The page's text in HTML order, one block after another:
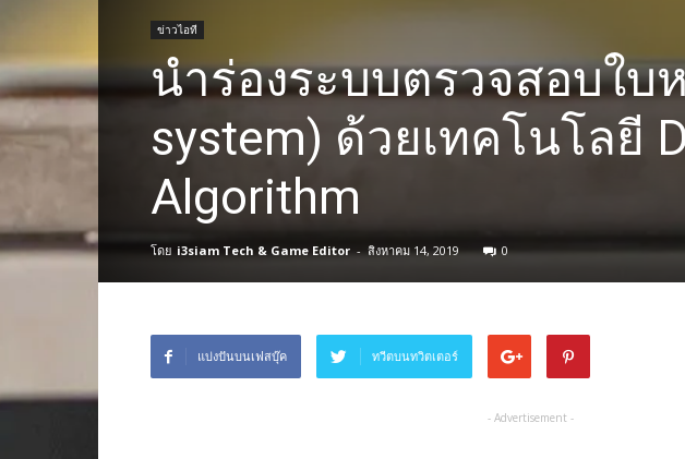
ข่าวไอที
นำร่องระบบตรวจสอบใบ
system) ด้วยเทคโนโลยี
Algorithm
โดย i3siam Tech & Game Editor - สิงหาคม 14, 2019 0
แบ่งปันบนเฟสบุ๊ค ทวีตบนทวิตเตอร์
- Advertisement -